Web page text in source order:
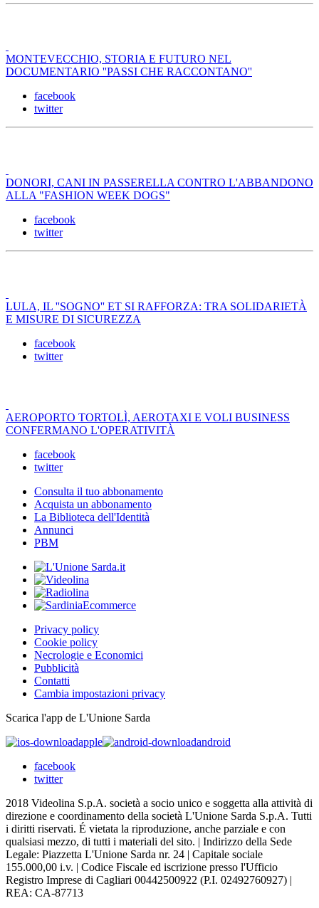
MONTEVECCHIO, STORIA E FUTURO NEL
DOCUMENTARIO ''PASSI CHE RACCONTANO''
facebook
twitter
DONORI, CANI IN PASSERELLA CONTRO L'ABBANDONO
ALLA "FASHION WEEK DOGS"
facebook
twitter
LULA, IL ''SOGNO'' ET SI RAFFORZA: TRA SOLIDARIETÀ
E MISURE DI SICUREZZA
facebook
twitter
AEROPORTO TORTOLÌ, AEROTAXI E VOLI BUSINESS
CONFERMANO L'OPERATIVITÀ
facebook
twitter
Consulta il tuo abbonamento
Acquista un abbonamento
La Biblioteca dell'Identità
Annunci
PBM
Privacy policy
Cookie policy
Necrologie e Economici
Pubblicità
Contatti
Cambia impostazioni privacy
Scarica l'app de L'Unione Sarda
apple
android
facebook
twitter
2018 Videolina S.p.A. società a socio unico e soggetta alla attività di
direzione e coordinamento della società L'Unione Sarda S.p.A. Tutti
i diritti riservati. É vietata la riproduzione, anche parziale e con
qualsiasi mezzo, di tutti i materiali del sito. | Indirizzo della Sede
Legale: Piazzetta L'Unione Sarda nr. 24 | Capitale sociale
155.000,00 i.v. | Codice Fiscale ed iscrizione presso l'Ufficio
Registro Imprese di Cagliari 00442500922 (P.I. 02492760927) |
REA: CA-87713